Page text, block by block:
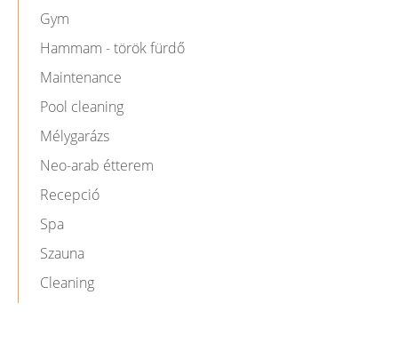
Gym
Hammam - török fürdő
Maintenance
Pool cleaning
Mélygarázs
Neo-arab étterem
Recepció
Spa
Szauna
Cleaning